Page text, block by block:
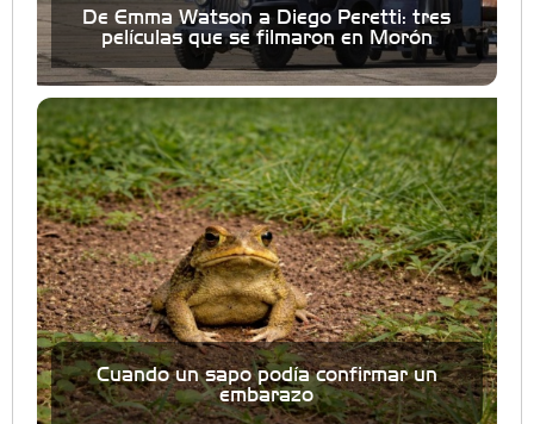
De Emma Watson a Diego Peretti: tres
películas que se filmaron en Morón
Cuando un sapo podía confirmar un
embarazo